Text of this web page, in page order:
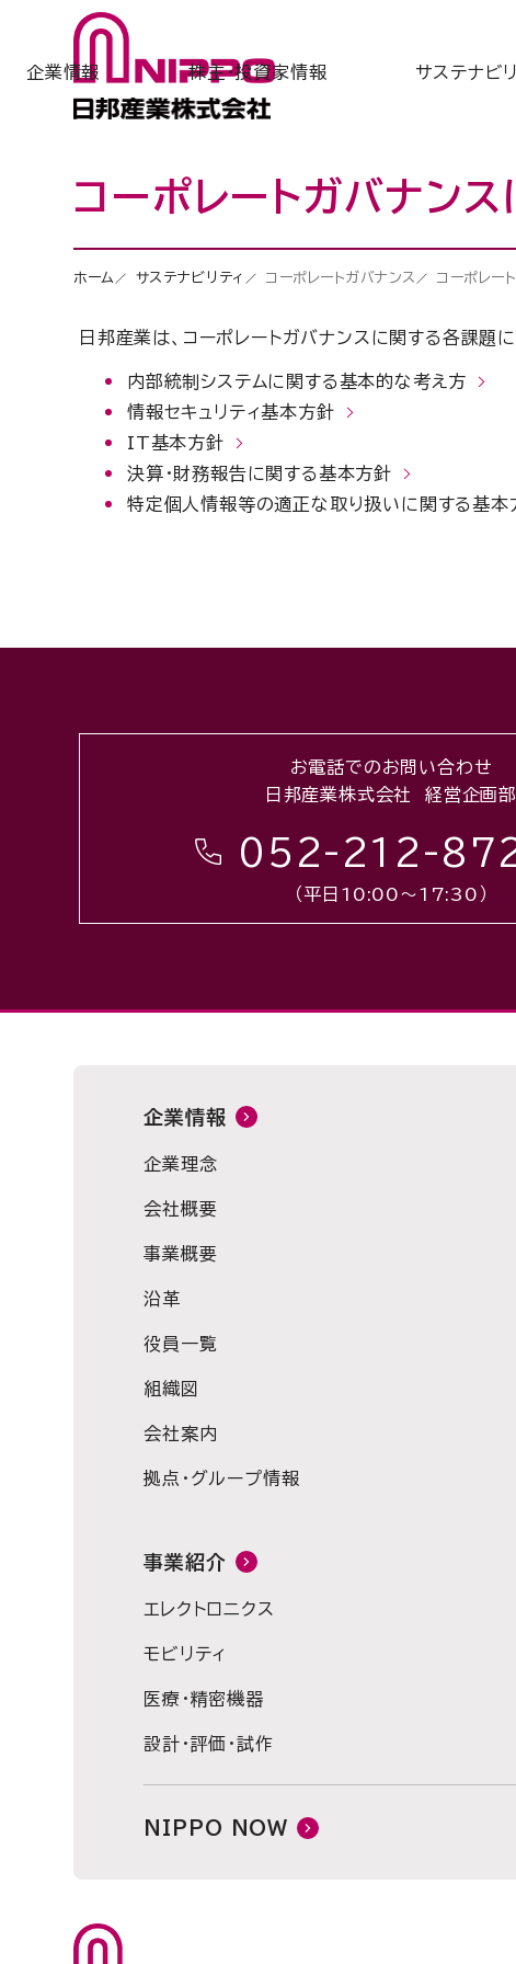
企業情報 株主・投資家情報 サステナビ
コーポレートガバナン
ホーム サステナビリティ コーポレートガバナンス コーポレー
日邦産業は、コーポレートガバナンスに関する各課題
内部統制システムに関する基本的な考え方
情報セキュリティ基本方針
IT基本方針
決算・財務報告に関する基本方針
特定個人情報等の適正な取り扱いに関する基本
お電話でのお問い合わせ
日邦産業株式会社 経営企画部
052-212-
（平日10:00〜17:30）
企業情報
企業理念
会社概要
事業概要
沿革
役員一覧
組織図
会社案内
拠点・グループ情報
事業紹介
エレクトロニクス
モビリティ
医療・精密機器
設計・評価・試作
NIPPO NOW